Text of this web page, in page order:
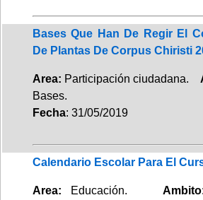
Bases Que Han De Regir El
De Plantas De Corpus Chiristi
Area: Participación ciudadana.
Bases.
Fecha: 31/05/2019
Calendario Escolar Para El
Area: Educación. Ambito